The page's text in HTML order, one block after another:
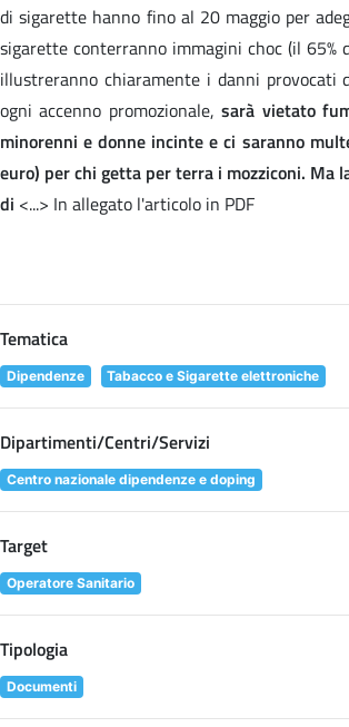
di sigarette hanno fino al 20 maggio per
sigarette conterranno immagini choc (il 65%
illustreranno chiaramente i danni provocati
ogni accenno promozionale,sarà vietato
minorenni e donne incinte e ci saranno
euro) per chi getta per terra i mozziconi. Ma
di <...> In allegato l'articolo in PDF
Tematica
Dipendenze Tabacco e Sigarette elettroniche
Dipartimenti/Centri/Servizi
Centro nazionale dipendenze e doping
Target
Operatore Sanitario
Tipologia
Documenti